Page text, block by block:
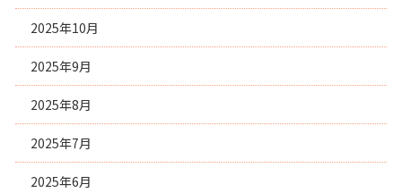
2025年10月
2025年9月
2025年8月
2025年7月
2025年6月